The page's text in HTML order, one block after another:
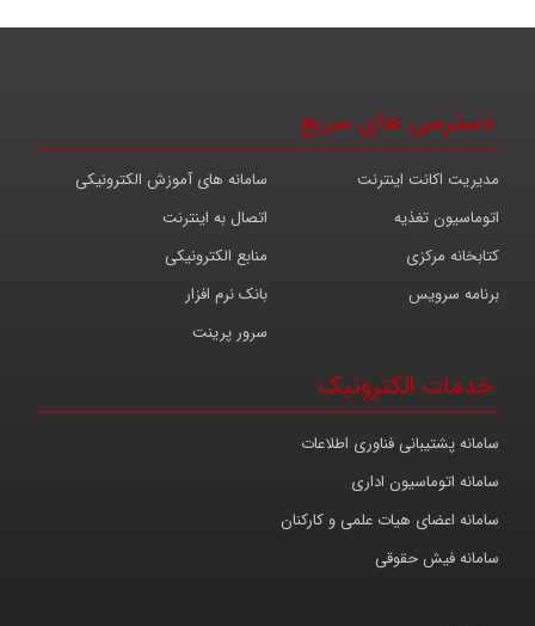
دسترسی های سریع
سامانه های آموزش الکترونیکی
مدیریت اکانت اینترنت
اتصال به اینترنت
اتوماسیون تغذیه
منابع الکترونیکی
کتابخانه مرکزی
بانک نرم افزار
برنامه سرویس
سرور پرینت
خدمات الکترونیک
سامانه پشتیبانی فناوری اطلاعات
سامانه اتوماسیون اداری
سامانه اعضای هیات علمی و کارکنان
سامانه فیش حقوقی